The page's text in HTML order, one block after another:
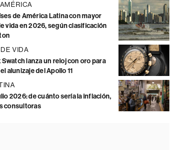
de América Latina con mayor
vida en 2026, según clasificación
VIDA
Swatch lanza un reloj con oro para
alunizaje del Apollo 11
2026: de cuánto sería la inflación,
consultoras